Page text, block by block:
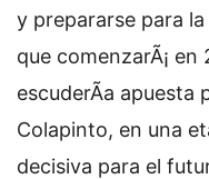
y prepararse para la
que comenzarÃ¡
escuderÃ­a apuesta
Colapinto, en una
decisiva para el